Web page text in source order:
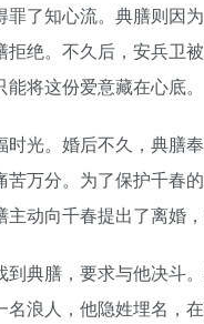
了知心流。典膳则因
绝。不久后，安兵卫
将这份爱意藏在心底。
光。婚后不久，典
万分。为了保护千春
动向千春提出了离婚
典膳，要求与他决斗
浪人，他隐姓埋名，